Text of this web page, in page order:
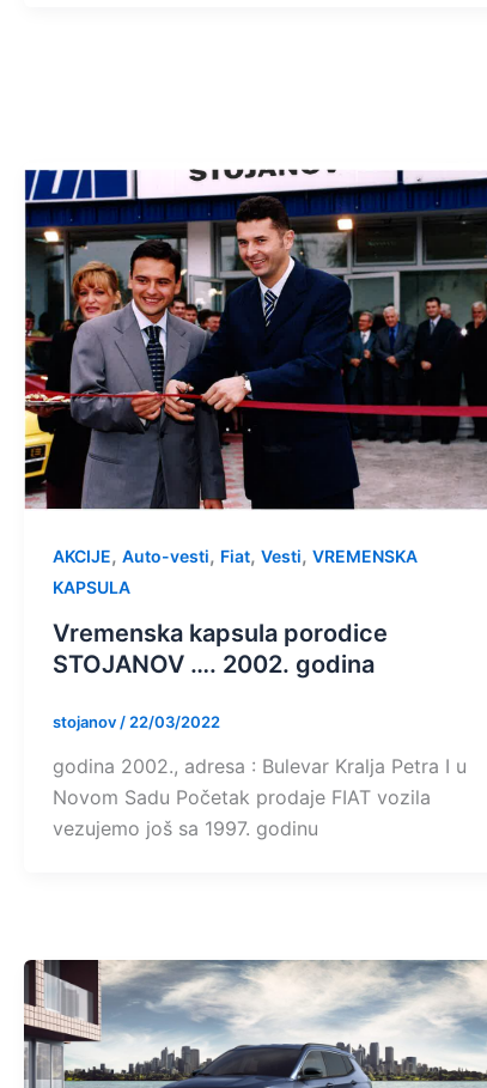
AKCIJE, Auto-vesti, Fiat, Vesti, VREMENSKA
KAPSULA
Vremenska kapsula porodice
STOJANOV …. 2002. godina
stojanov / 22/03/2022
godina 2002., adresa : Bulevar Kralja Petra I u
Novom Sadu Početak prodaje FIAT vozila
vezujemo još sa 1997. godinu